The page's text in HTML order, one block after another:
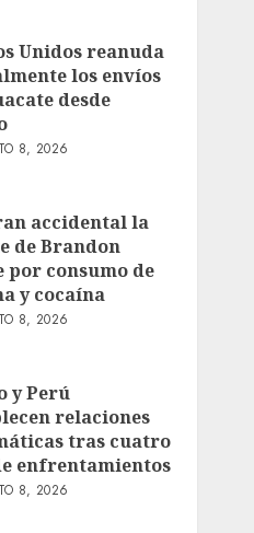
Unidos reanuda
los envíos
desde
8, 2026
accidental la
de Brandon
por consumo de
y cocaína
8, 2026
y Perú
relaciones
tras cuatro
enfrentamientos
8, 2026